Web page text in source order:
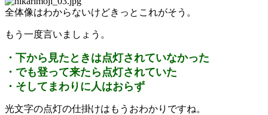
全体像はわからないけどきっとこれがそう。
もう一度言いましょう。
・下から見たときは点灯されていなかった
・でも登って来たら点灯されていた
・そしてまわりに人はおらず
光文字の点灯の仕掛けはもうおわかりですね。